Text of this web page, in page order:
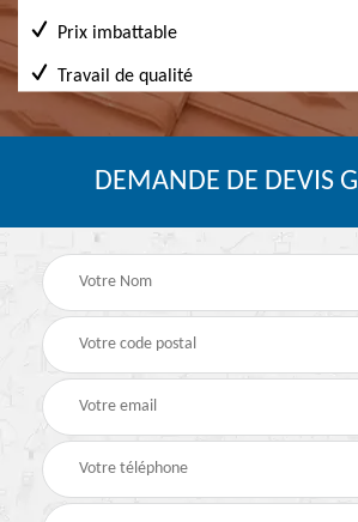
Prix imbattable
Travail de qualité
DEMANDE DE DEVIS